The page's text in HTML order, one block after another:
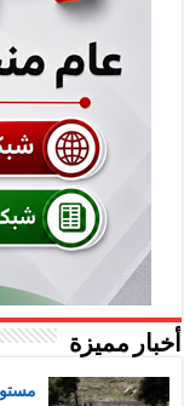
أخبار مميزة